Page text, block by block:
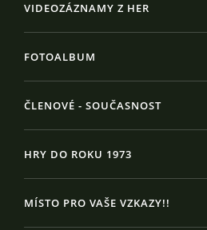
VIDEOZÁZNAMY Z HER
FOTOALBUM
ČLENOVÉ - SOUČASNOST
HRY DO ROKU 1973
MÍSTO PRO VAŠE VZKAZY!!